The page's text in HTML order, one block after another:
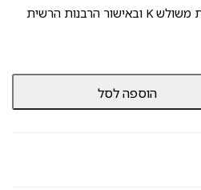
ולאוכלי קטניות בלבד בהשגחת משולש K ובאישור הרבנות הרשית
הוספה לסל